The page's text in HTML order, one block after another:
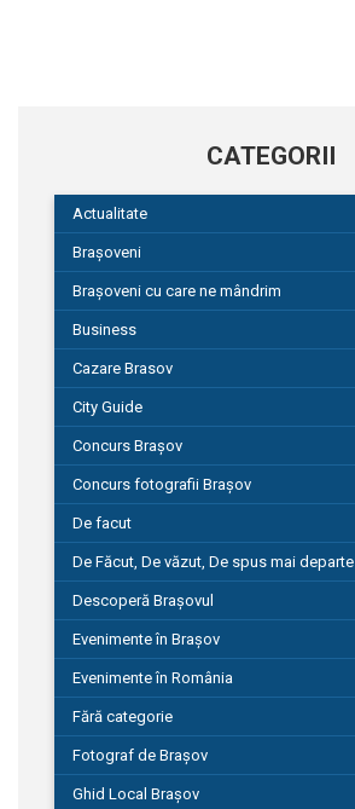
CATEGORII
Actualitate
Brașoveni
Brașoveni cu care ne mândrim
Business
Cazare Brasov
City Guide
Concurs Brașov
Concurs fotografii Brașov
De facut
De Făcut, De văzut, De spus mai departe
Descoperă Brașovul
Evenimente în Brașov
Evenimente în România
Fără categorie
Fotograf de Brașov
Ghid Local Brașov